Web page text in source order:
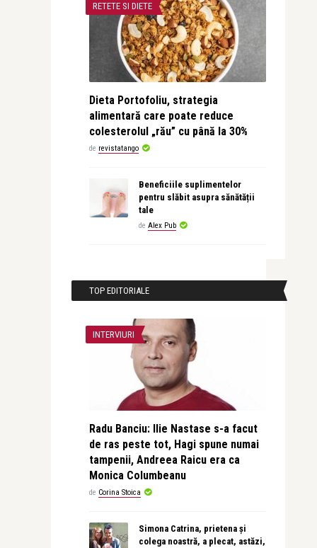
RETETE SI DIETE
Dieta Portofoliu, strategia
alimentară care poate reduce
colesterolul „rău” cu până la 30%
de revistatango
Beneficiile suplimentelor
pentru slăbit asupra sănătății
tale
de Alex Pub
TOP EDITORIALE
INTERVIURI
Radu Banciu: Ilie Nastase s-a facut
de ras peste tot, Hagi spune numai
tampenii, Andreea Raicu era ca
Monica Columbeanu
de Corina Stoica
Simona Catrina, prietena și
colega noastră, a plecat, astăzi,